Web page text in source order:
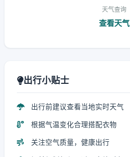
天气查询
查看天气
出行小贴士
出行前建议查看当地实时天气
根据气温变化合理搭配衣物
关注空气质量，健康出行